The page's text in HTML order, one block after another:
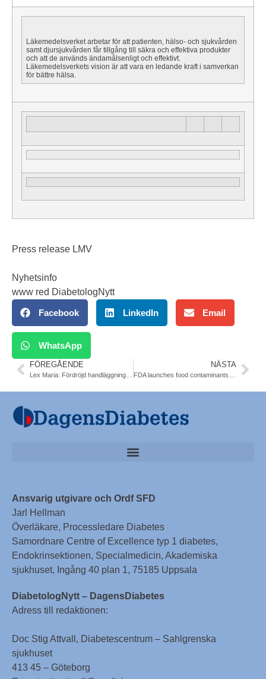
Läkemedelsverket arbetar för att patienten, hälso- och sjukvården
samt djursjukvården får tillgång till säkra och effektiva produkter
och att de används ändamålsenligt och effektivt.
Läkemedelsverkets vision är att vara en ledande kraft i samverkan
för bättre hälsa.
Press release LMV
Nyhetsinfo
www red DiabetologNytt
Facebook LinkedIn Email
WhatsApp
FÖREGÅENDE NÄSTA
Ansvarig utgivare och Ordf SFD
Jarl Hellman
Överläkare, Processledare Diabetes
Samordnare Centre of Excellence typ 1 diabetes,
Endokrinsektionen, Specialmedicin, Akademiska
sjukhuset, Ingång 40 plan 1, 75185 Uppsala
DiabetologNytt – DagensDiabetes
Adress till redaktionen:
Doc Stig Attvall, Diabetescentrum – Sahlgrenska
sjukhuset
413 45 – Göteborg